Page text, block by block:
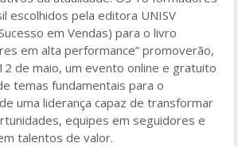
escolhidos pela editora UNISV
em Vendas) para o livro
em alta performance” promoverão,
de maio, um evento online e gratuito
temas fundamentais para o
uma liderança capaz de transformar
equipes em seguidores e
talentos de valor.